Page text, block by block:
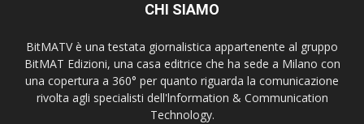
CHI SIAMO
BitMATV è una testata giornalistica appartenente al gruppo
BitMAT Edizioni, una casa editrice che ha sede a Milano con
una copertura a 360° per quanto riguarda la comunicazione
rivolta agli specialisti dell'lnformation & Communication
Technology.